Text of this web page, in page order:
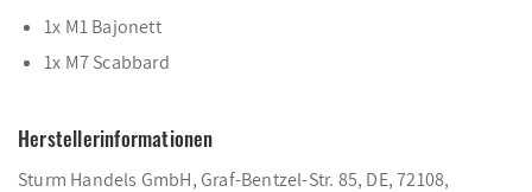
1x M1 Bajonett
1x M7 Scabbard
Herstellerinformationen
Sturm Handels GmbH, Graf-Bentzel-Str. 85, DE, 72108,